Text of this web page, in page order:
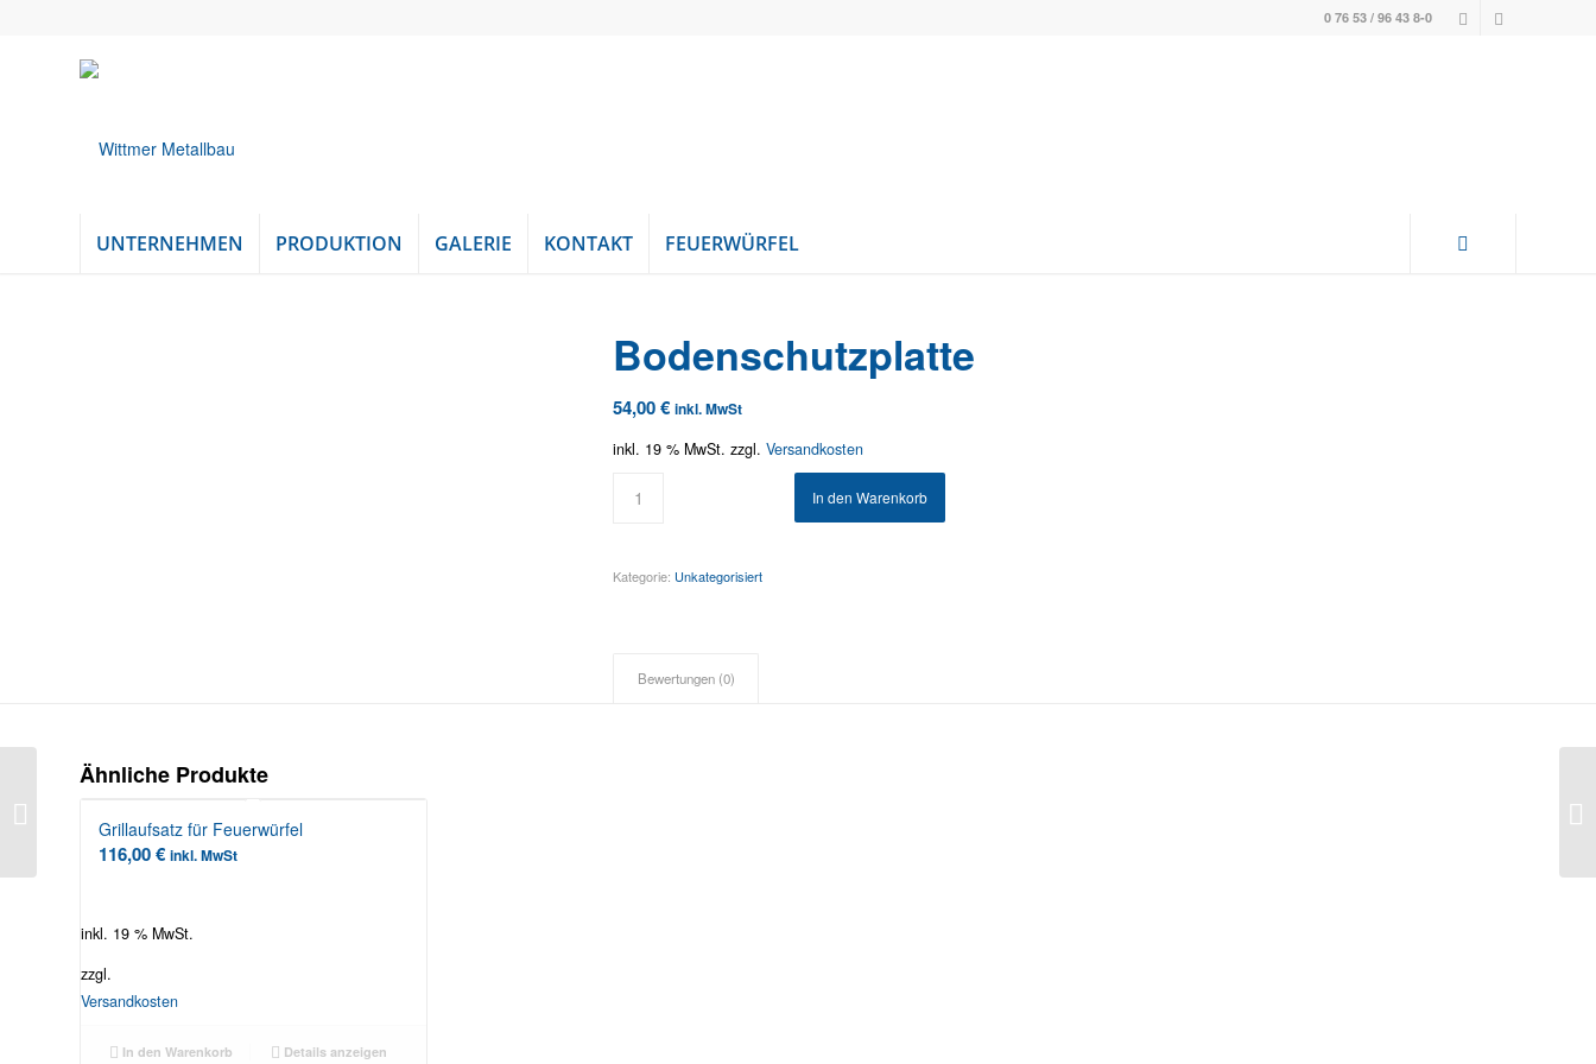
0 76 53 / 96 43 8-0
UNTERNEHMEN PRODUKTION GALERIE KONTAKT FEUERWÜRFEL
Bodenschutzplatte
54,00€ inkl. MwSt
inkl. 19 % MwSt. zzgl.Versandkosten
In den Warenkorb
Kategorie: Unkategorisiert
Bewertungen (0)
Ähnliche Produkte
Grillaufsatz für Feuerwürfel
116,00€ inkl. MwSt
inkl. 19 % MwSt.
zzgl.
Versandkosten
In den Warenkorb Details anzeigen
Feuerwürfel